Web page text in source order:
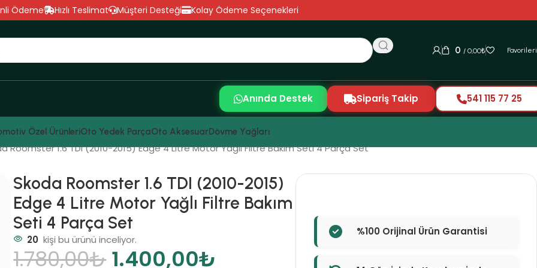
Ödeme Hızlı Teslimat Müşteri Desteği Kolay Ödeme Seçenekleri
0 / 0,00₺
Anında Destek Sipariş Takip 541 115 77 25
Özel ÜrünleriOto Yedek ParçaOto AksesuarDövme Yağları
Roomster 1.6 TDI (2010-2015) Edge 4 Litre Motor Yağlı Filtre Bakım Seti 4 Parça Set
Skoda Roomster 1.6 TDI (2010-2015)
Edge 4 Litre Motor Yağlı Filtre Bakım
Seti 4 Parça Set
20 kişi bu ürünü inceliyor.
1.780,00₺ 1.400,00₺
%100 Orijinal Ürün Garantisi